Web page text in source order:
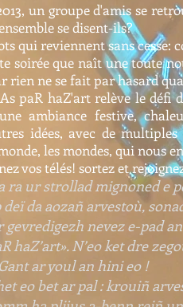
un groupe d'amis se
se disent-ils?
qui reviennent sans cesse:
soirée que naît une toute
rien ne se fait par hasard
paR haZ'art relève le défi
ambiance festive,
idées, avec de
les mondes, qui nous
vos télés! sortez et
ra ur strollad mignoned e
deï da aozañ arvestoù,
gevredigezh nevez e-pad
haZ’art». N’eo ket dre
ar youl an hini eo !
eo bet ar pal : krouiñ